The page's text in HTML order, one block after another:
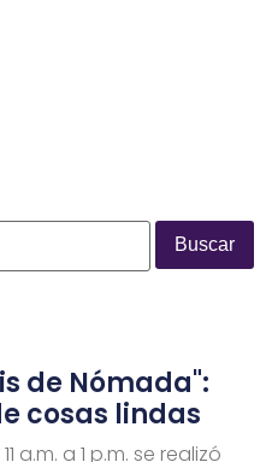
de Nómada":
cosas lindas
a.m. a 1 p.m. se realizó